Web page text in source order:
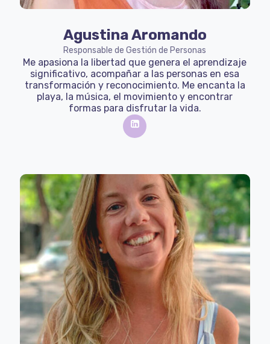
Agustina Aromando
Responsable de Gestión de Personas
Me apasiona la libertad que genera el aprendizaje
significativo, acompañar a las personas en esa
transformación y reconocimiento. Me encanta la
playa, la música, el movimiento y encontrar
formas para disfrutar la vida.